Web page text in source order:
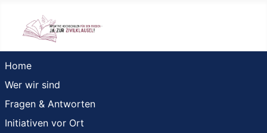
Home
Wer wir sind
Fragen & Antworten
Initiativen vor Ort